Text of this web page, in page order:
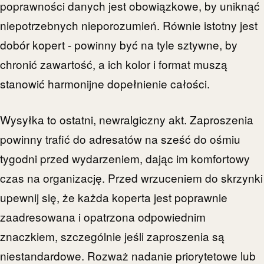
poprawności danych jest obowiązkowe, by uniknąć
niepotrzebnych nieporozumień. Równie istotny jest
dobór kopert - powinny być na tyle sztywne, by
chronić zawartość, a ich kolor i format muszą
stanowić harmonijne dopełnienie całości.
Wysyłka to ostatni, newralgiczny akt. Zaproszenia
powinny trafić do adresatów na sześć do ośmiu
tygodni przed wydarzeniem, dając im komfortowy
czas na organizację. Przed wrzuceniem do skrzynki
upewnij się, że każda koperta jest poprawnie
zaadresowana i opatrzona odpowiednim
znaczkiem, szczególnie jeśli zaproszenia są
niestandardowe. Rozważ nadanie priorytetowe lub